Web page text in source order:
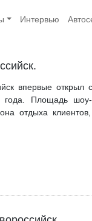
Интервью
впервые открыл
Площадь шоу-
отдыха